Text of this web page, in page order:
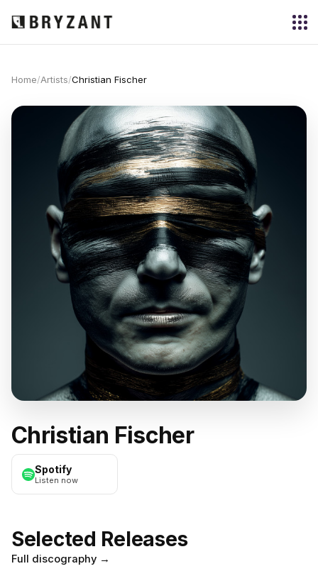
Home/Artists/Christian Fischer
Christian Fischer
Spotify
Listen now
Selected Releases
Full discography →